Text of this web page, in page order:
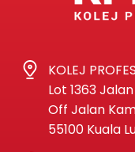
KOLEJ
Lot 1363
Off Jalan
55100 Kuala